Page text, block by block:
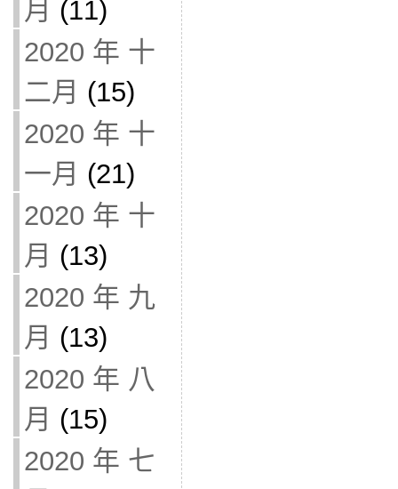
月 (11)
2020 年 十
二月 (15)
2020 年 十
一月 (21)
2020 年 十
月 (13)
2020 年 九
月 (13)
2020 年 八
月 (15)
2020 年 七